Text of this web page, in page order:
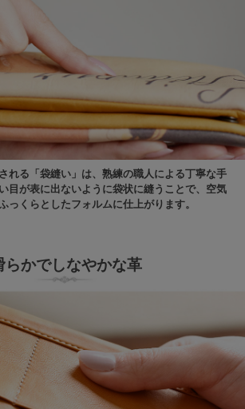
れる「袋縫い」は、熟練の職人による丁寧な手
目が表に出ないように袋状に縫うことで、空気
っくらとしたフォルムに仕上がります。
らかでしなやかな革